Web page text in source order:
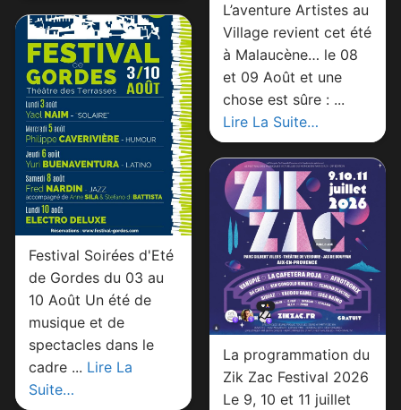
L’aventure Artistes au
Village revient cet été
à Malaucène… le 08
et 09 Août et une
chose est sûre : ...
Lire La Suite…
Festival Soirées d'Eté
de Gordes du 03 au
10 Août Un été de
musique et de
spectacles dans le
cadre ... Lire La
Suite…
La programmation du
Zik Zac Festival 2026
Le 9, 10 et 11 juillet